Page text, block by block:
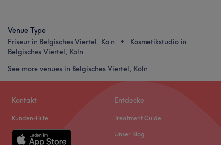
Venue Type
Friseur in Belgisches Viertel, Köln
Kosmetikstudio in
Belgisches Viertel, Köln
See more venues in Belgisches Viertel, Köln
Kontakt
Kunden-Hilfe
Entdecke
Treatment Guide
Unser Blog